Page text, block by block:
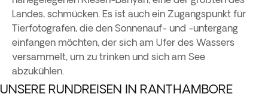
Landes, schmücken. Es ist auch ein Zugangspunkt für
Tierfotografen, die den Sonnenauf- und -untergang
einfangen möchten, der sich am Ufer des Wassers
versammelt, um zu trinken und sich am See
abzukühlen.
UNSERE RUNDREISEN IN RANTHAMBORE